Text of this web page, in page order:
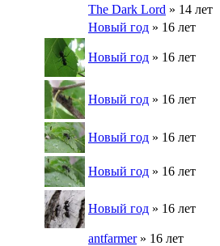
The Dark Lord » 14 лет
Новый год » 16 лет
Новый год » 16 лет
Новый год » 16 лет
Новый год » 16 лет
Новый год » 16 лет
Новый год » 16 лет
antfarmer» 16 лет